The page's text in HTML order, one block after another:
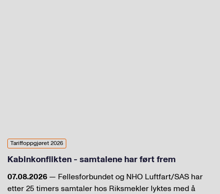
Tariffoppgjøret 2026
Kabinkonflikten - samtalene har ført frem
07.08.2026 — Fellesforbundet og NHO Luftfart/SAS har
etter 25 timers samtaler hos Riksmekler lyktes med å